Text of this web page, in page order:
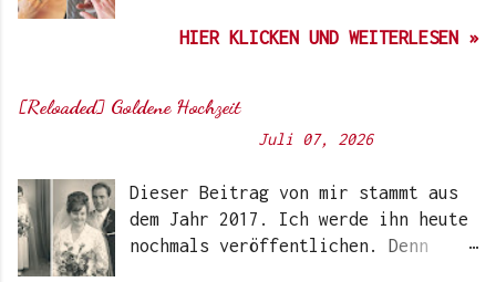
Euch. Aber nach 6 Monate, wo ich
durchwegs positives Ergebnis
vermelden. Die meisten dürften
Instagram kennen. Auch Ari hat auf
ihrem Blog schon darüber
berichtet. Ich selbst wurde das
HIER KLICKEN UND WEITERLESEN »
[Reloaded] Goldene Hochzeit
Juli 07, 2026
Dieser Beitrag von mir stammt aus
dem Jahr 2017. Ich werde ihn heute
nochmals veröffentlichen. Denn